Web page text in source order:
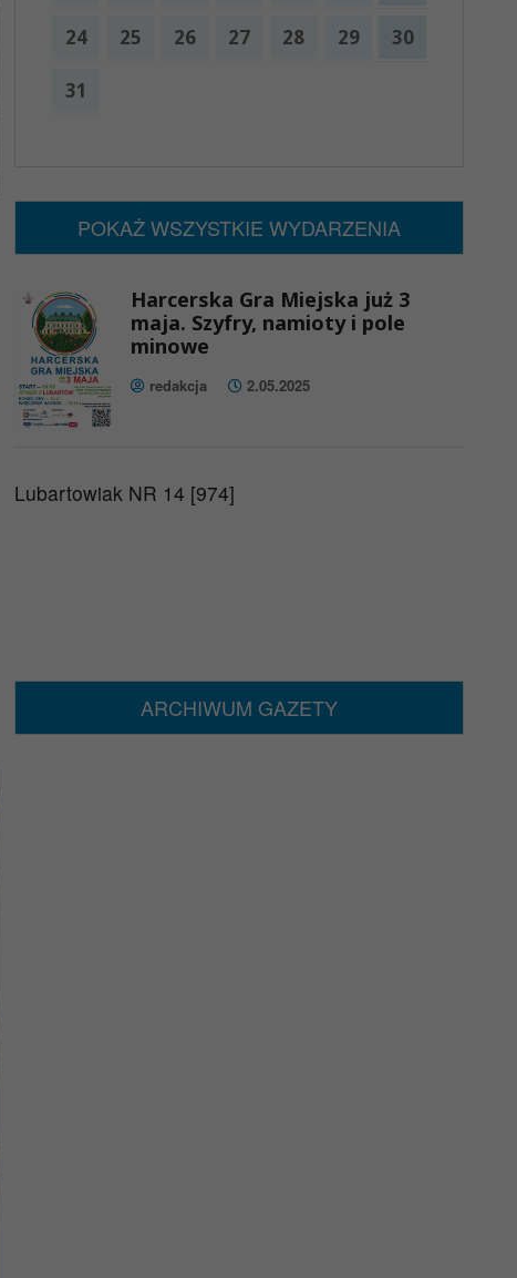
24 25 26 27 28 29 30
31
POKAŻ WSZYSTKIE WYDARZENIA
Harcerska Gra Miejska już 3
maja. Szyfry, namioty i pole
minowe
redakcja 2.05.2025
Lubartowiak NR 14 [974]
ARCHIWUM GAZETY